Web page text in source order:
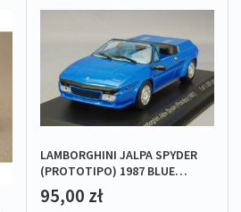
LAMBORGHINI JALPA SPYDER
(PROTOTIPO) 1987 BLUE
L.E.1/1000
95,00 zł